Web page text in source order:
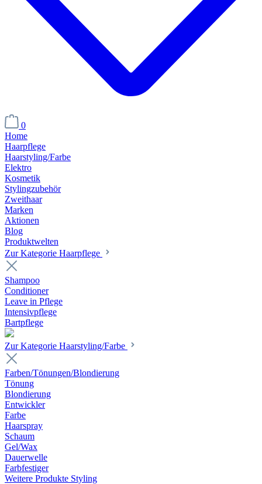
0
Home
Haarpflege
Haarstyling/Farbe
Elektro
Kosmetik
Stylingzubehör
Zweithaar
Marken
Aktionen
Blog
Produktwelten
Zur Kategorie Haarpflege
Shampoo
Conditioner
Leave in Pflege
Intensivpflege
Bartpflege
Zur Kategorie Haarstyling/Farbe
Farben/Tönungen/Blondierung
Tönung
Blondierung
Entwickler
Farbe
Haarspray
Schaum
Gel/Wax
Dauerwelle
Farbfestiger
Weitere Produkte Styling